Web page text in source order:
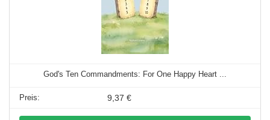
God's Ten Commandments: For One Happy Heart ...
9,37 €